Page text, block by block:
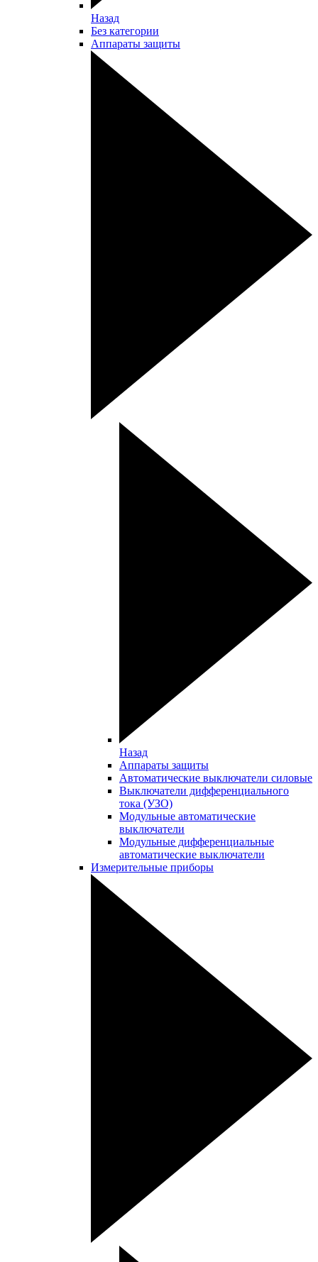
Назад
Без категории
Аппараты защиты
Назад
Аппараты защиты
Автоматические выключатели силовые
Выключатели дифференциального
тока (УЗО)
Модульные автоматические
выключатели
Модульные дифференциальные
автоматические выключатели
Измерительные приборы